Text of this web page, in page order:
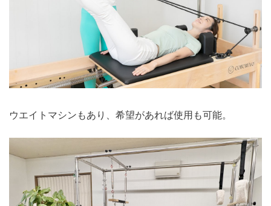
ウエイトマシンもあり、希望があれば使用も可能。